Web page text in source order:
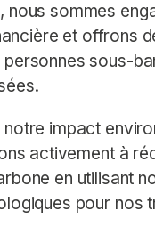
nous sommes
et offrons
sous-
impact
activement à
en utilisant
pour nos